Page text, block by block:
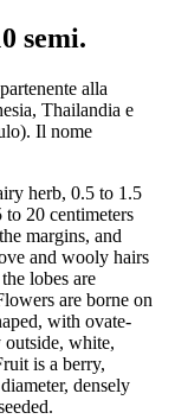
semi.
alla
Thailandia e
Il nome
herb, 0.5 to 1.5
to 20 centimeters
margins, and
and wooly hairs
lobes are
are borne on
with ovate-
white,
is a berry,
densely